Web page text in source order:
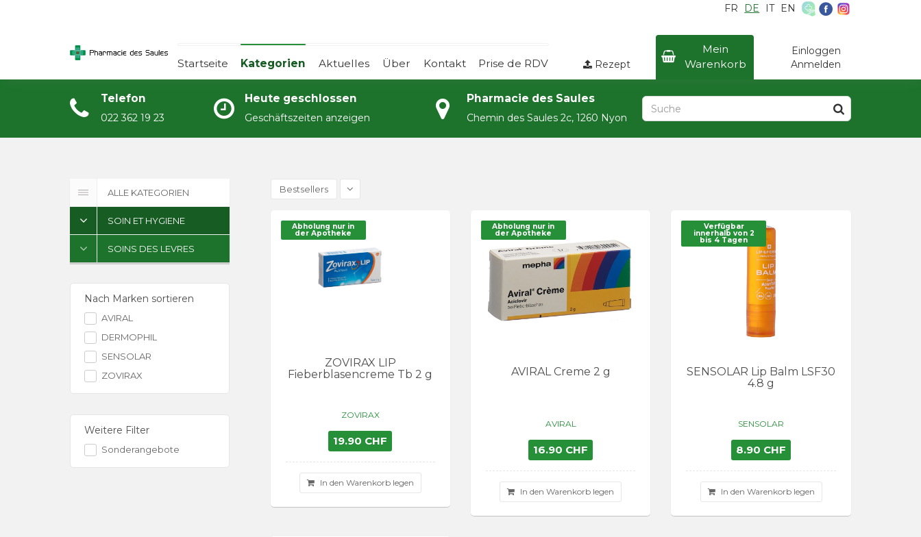
FR DE IT EN
Startseite Kategorien Aktuelles Über Kontakt Prise de RDV Rezept
Mein
Warenkorb
Einloggen
Anmelden
Telefon
022 362 19 23
Heute geschlossen
Geschäftszeiten anzeigen
Pharmacie des Saules
Chemin des Saules 2c, 1260 Nyon
Aktuelles
Über
Rezept
Prise de RDV
ALLE KATEGORIEN
SOIN ET HYGIENE
SOINS DES LEVRES
Nach Marken sortieren
AVIRAL
DERMOPHIL
SENSOLAR
ZOVIRAX
Weitere Filter
Sonderangebote
Bestsellers
Abholung nur in
der Apotheke
ZOVIRAX LIP
Fieberblasencreme Tb 2 g
ZOVIRAX
19.90 CHF
In den Warenkorb legen
Abholung nur in
der Apotheke
AVIRAL Creme 2 g
AVIRAL
16.90 CHF
In den Warenkorb legen
Verfügbar
innerhalb von 2
bis 4 Tagen
SENSOLAR Lip Balm LSF30
4.8 g
SENSOLAR
8.90 CHF
In den Warenkorb legen